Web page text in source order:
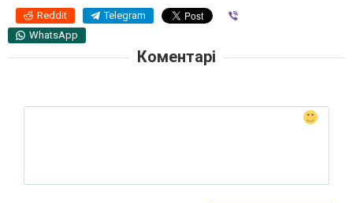
Reddit Telegram
WhatsApp
Коментарі